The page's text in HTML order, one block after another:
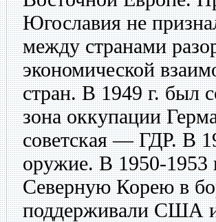
Югославия не
между странами
экономической
стран. В 1949 г. был
зона оккупации
советская — ГДР. В
оружие. В 1950-
Северную Корею в
поддерживали США